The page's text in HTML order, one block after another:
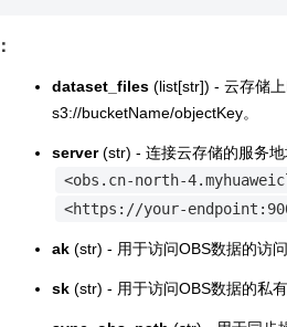
dataset_files (list[str]) - 云存储
s3://bucketName/objectKey。
server(str) - 连接云存储的服务地
<obs.cn-north-
<https://your-
ak (str) - 用于访问OBS数据的访问
sk (str) - 用于访问OBS数据的私有